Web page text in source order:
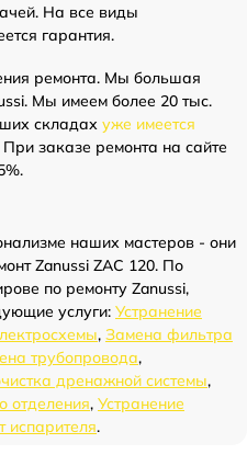
На все виды
гарантия.
ремонта. Мы большая
Мы имеем более 20 тыс.
складах уже имеется
При заказе ремонта на сайте
наших мастеров - они
Zanussi ZAC 120. По
по ремонту Zanussi,
услуги: Устранение
, Замена фильтра
трубопровода,
дренажной системы,
отделения, Устранение
испарителя.